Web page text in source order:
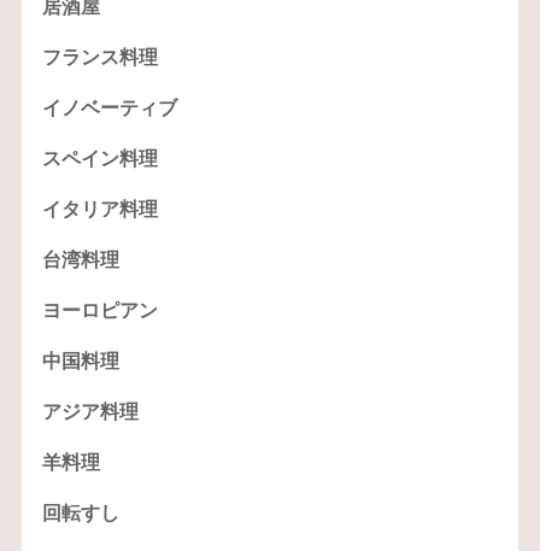
居酒屋
フランス料理
イノベーティブ
スペイン料理
イタリア料理
台湾料理
ヨーロピアン
中国料理
アジア料理
羊料理
回転すし